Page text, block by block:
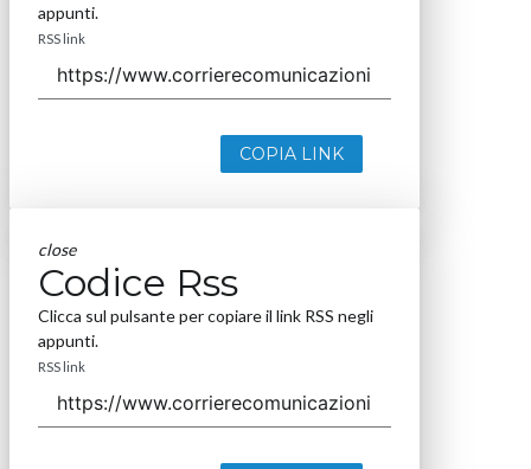
appunti.
RSS link
COPIA LINK
close
Codice Rss
Clicca sul pulsante per copiare il link RSS negli
appunti.
RSS link